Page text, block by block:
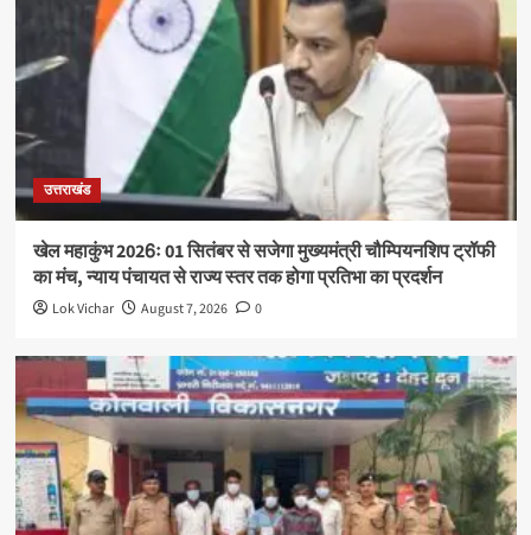
उत्तराखंड
खेल महाकुंभ 2026ः 01 सितंबर से सजेगा मुख्यमंत्री चौम्पियनशिप ट्रॉफी
का मंच, न्याय पंचायत से राज्य स्तर तक होगा प्रतिभा का प्रदर्शन
Lok Vichar August 7, 2026 0